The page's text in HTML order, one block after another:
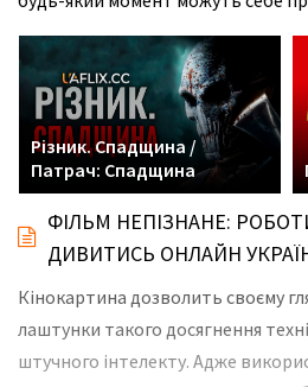
Різник. Спадщина /
Патрач: Спадщина
ФІЛЬМ НЕПІЗНАНЕ:
ДИВИТИСЬ ОНЛАЙН
Кінокартина дозволить своєму
лаштунки такого досягнення
штучного інтелекту. Адже